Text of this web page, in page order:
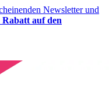
Newsletter und
auf den